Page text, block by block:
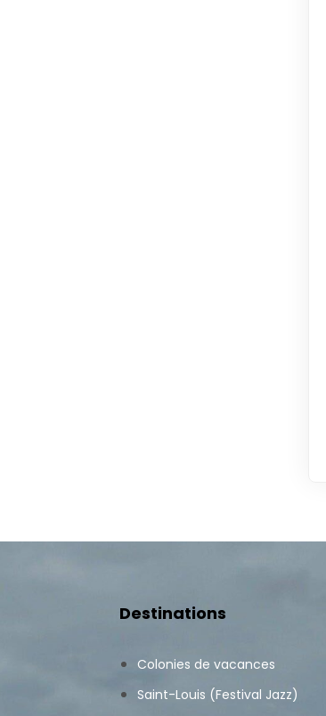
Destinations
Colonies de vacances
Saint-Louis (Festival Jazz)